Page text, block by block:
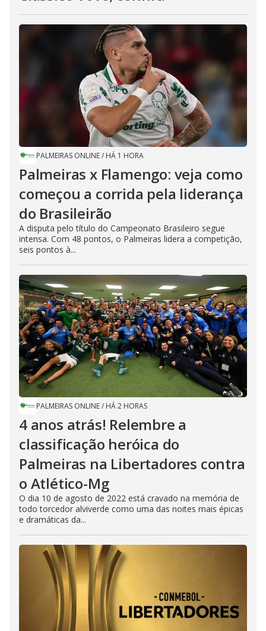
PALMEIRAS ONLINE/ HÁ 1 HORA
Palmeiras x Flamengo: veja como
começou a corrida pela liderança
do Brasileirão
A disputa pelo título do Campeonato Brasileiro segue
intensa. Com 48 pontos, o Palmeiras lidera a competição,
seis pontos à...
PALMEIRAS ONLINE/ HÁ 2 HORAS
4 anos atrás! Relembre a
classificação heróica do
Palmeiras na Libertadores contra
o Atlético-Mg
O dia 10 de agosto de 2022 está cravado na memória de
todo torcedor alviverde como uma das noites mais épicas
e dramáticas da...